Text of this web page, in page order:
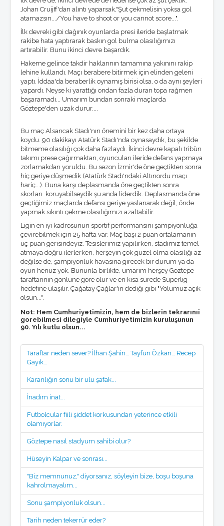
Johan Cruijff'dan alıntı yaparsak,"Şut çekmelisin yoksa gol
atamazsın.../You have to shoot or you cannot score...".
İlk devreki gibi dağınık oyunlarda presi ileride başlatmak
rakibe hata yaptırarak baskın gol bulma olasılığımızı
artırabilir. Bunu ikinci devre başardık.
Hakeme gelince takdir haklarının tamamına yakınını rakip
lehine kullandı. Maçı berabere bitirmek için elinden geleni
yaptı. İddaa'da beraberlik oynamış birisi olsa, o da aynı şeyleri
yapardı. Neyse ki yarattığı ondan fazla duran topa rağmen
başaramadı... Umarım bundan sonraki maçlarda
Göztepe'den uzak durur....
Bu maç Alsancak Stadı'nın önemini bir kez daha ortaya
koydu. 90 dakikayı Atatürk Stadı'nda oynasaydık, bu şekilde
bitmeme olasılığı çok daha fazlaydı. İkinci devre kapalı tribün
takımı prese çağırmaktan, oyuncuları ileride defans yapmaya
zorlamakdan yoruldu. Bu sezon İzmir'de öne geçtikten sonra
hiç geriye düşmedik (Atatürk Stadı'ndaki Altınordu maçı
hariç...). Buna karşı deplasmanda öne geçtikten sonra
skorları koruyabilseydik şu anda liderdik. Deplasmanda öne
geçtiğimiz maçlarda defansı geriye yaslanarak değil, önde
yapmak sıkıntı çekme olasılığımızı azaltabilir.
Ligin en iyi kadrosunun sportif performansını şampiyonluğa
çevirebilmek için 25 hafta var. Maç başı 2 puan ortalamanın
üç puan gerisindeyiz. Tesislerimiz yapılırken, stadımız temel
atmaya doğru ilerlerken, herşeyin çok güzel olma olasılığı az
değilse de, şampiyonluk havasına girecek bir durum ya da
oyun henüz yok. Bununla birlikte, umarım herşey Göztepe
taraftarının gönlüne göre olur ve en kısa sürede Süperlig
hedefine ulaşılır. Çağatay Çağlar'ın dediği gibi "Yolumuz açık
olsun...".
Not: Hem Cumhuriyetimizin, hem de bizlerin tekrarınıi
gorebilmesi dilegiyle Cumhuriyetimizin kuruluşunun
90. Yılı kutlu olsun...
Taraftar neden sever? İlhan Şahin… Tayfun Özkan… Recep
Gayık…
Karanlığın sonu bir ulu şafak...
İnadım inat...
Futbolcular fiili şiddet korkusundan yeterince etkili
olamıyorlar.
Göztepe nasıl stadyum sahibi olur?
Hüseyin Kalpar ve sonrası...
"Biz memnunuz," diyorsanız, söyleyin bize, boşu boşuna
kahrolmayalım...
Sonu şampiyonluk olsun...
Tarih neden tekerrür eder?